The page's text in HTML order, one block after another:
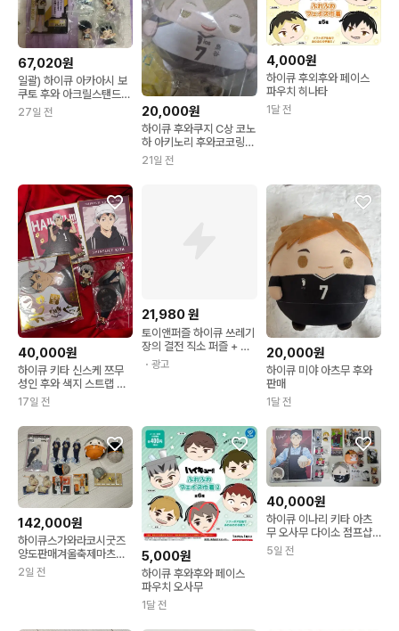
67,020원
일괄) 하이큐 아카아시 보
쿠토 후와 아크릴스탠드
가챠
27일 전 20,000원
하이큐 후와쿠지 C상 코노
하 아키노리 후와코코링
미개봉 판매
21일 전
4,000원
하이큐 후외후와 페이스
파우치 히나타
1달 전
40,000원
하이큐 키타 신스케 쯔무
성인 후와 색지 스트랩 마
츠리 아크릴
17일 전
21,980원
토이앤퍼즐 하이큐 쓰레기
장의 결전 직소 퍼즐 + 액
자 세트
・광고
20,000원
하이큐 미야 아츠무 후와
판매
1달 전
142,000원
하이큐스가와라코시굿즈
양도판매겨울축제마츠리
아크릴스탠드s후와모찌마
스넨도로이드
2일 전
5,000원
하이큐 후와후와 페이스
파우치 오사무
1달 전
40,000원
하이큐 이나리 키타 아츠
무 오사무 다이소 점프샵
오네무탄 후와 팬파크 명
5일 전